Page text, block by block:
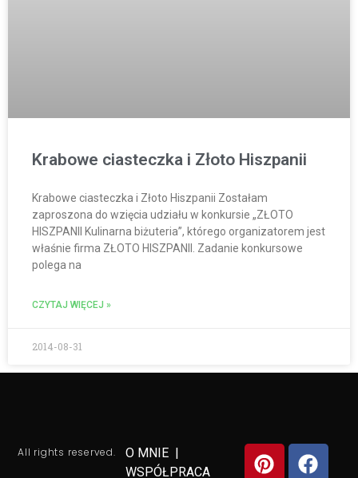
Krabowe ciasteczka i Złoto Hiszpanii
Krabowe ciasteczka i Złoto Hiszpanii Zostałam
zaproszona do wzięcia udziału w konkursie „ZŁOTO
HISZPANII Kulinarna biżuteria”, którego organizatorem jest
właśnie firma ZŁOTO HISZPANII. Zadanie konkursowe
polega na
CZYTAJ WIĘCEJ »
2014-08-31
All rights reserved. O MNIE
WSPÓŁPRACA